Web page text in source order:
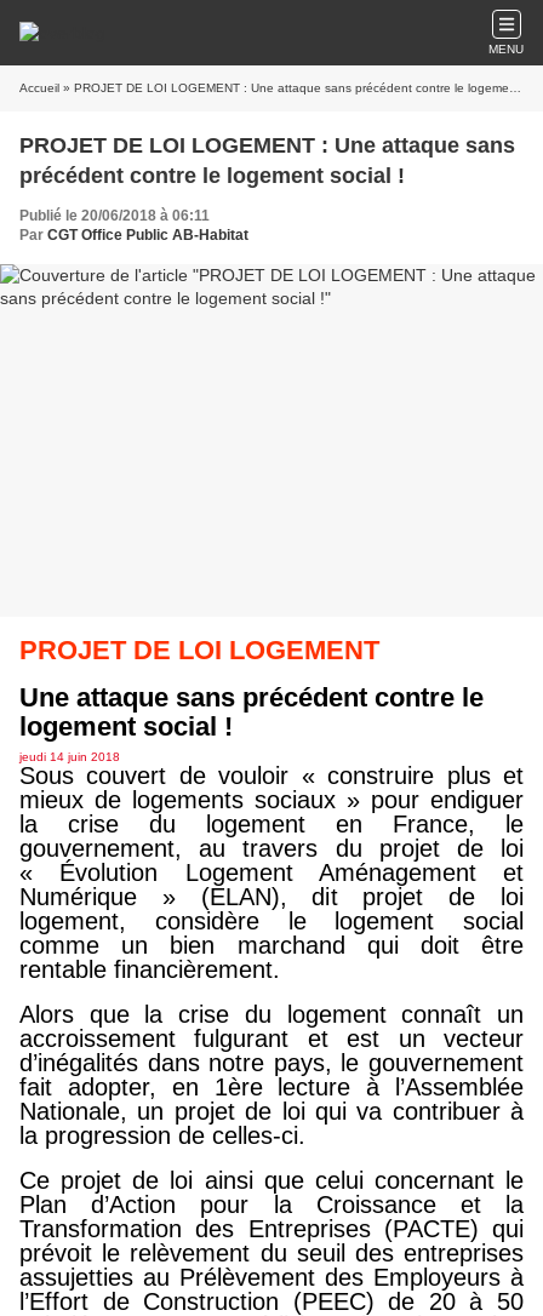
MENU
Accueil » PROJET DE LOI LOGEMENT : Une attaque sans précédent contre le logement social !
PROJET DE LOI LOGEMENT : Une attaque sans
précédent contre le logement social !
Publié le 20/06/2018 à 06:11
Par CGT Office Public AB-Habitat
PROJET DE LOI LOGEMENT
Une attaque sans précédent contre le
logement social !
jeudi 14 juin 2018
Sous couvert de vouloir « construire plus et
mieux de logements sociaux » pour endiguer
la crise du logement en France, le
gouvernement, au travers du projet de loi
« Évolution Logement Aménagement et
Numérique » (ELAN), dit projet de loi
logement, considère le logement social
comme un bien marchand qui doit être
rentable financièrement.
Alors que la crise du logement connaît un
accroissement fulgurant et est un vecteur
d’inégalités dans notre pays, le gouvernement
fait adopter, en 1ère lecture à l’Assemblée
Nationale, un projet de loi qui va contribuer à
la progression de celles-ci.
Ce projet de loi ainsi que celui concernant le
Plan d’Action pour la Croissance et la
Transformation des Entreprises (PACTE) qui
prévoit le relèvement du seuil des entreprises
assujetties au Prélèvement des Employeurs à
l’Effort de Construction (PEEC) de 20 à 50